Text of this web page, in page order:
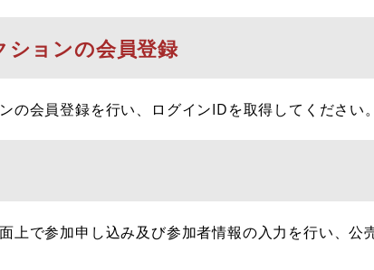
ョンの会員登録
の会員登録を行い、ログインIDを取得してください。
上で参加申し込み及び参加者情報の入力を行い、公